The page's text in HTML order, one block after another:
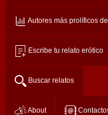
Autores más prolíficos
Escribe tu relato erótico
Buscar relatos
About